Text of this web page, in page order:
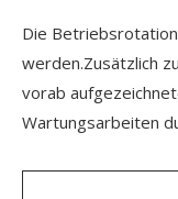
Die
werden.Zusätzlich
vorab
Wartungsarbeiten